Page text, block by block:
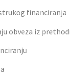
financiranja
obveza iz